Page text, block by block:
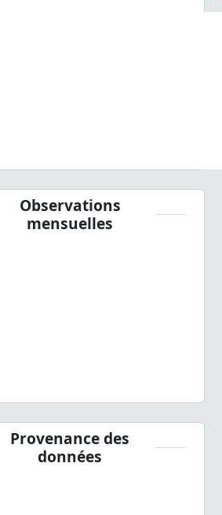
Observations
mensuelles
Provenance des
données